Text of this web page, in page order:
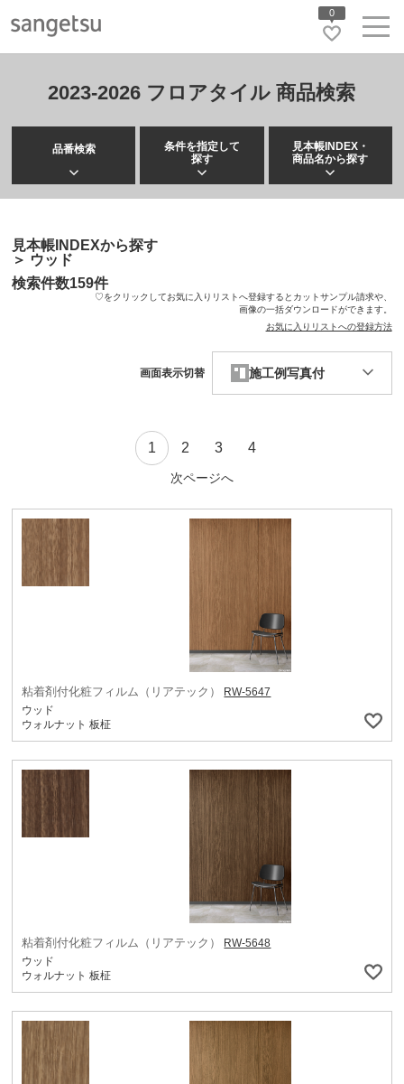
0
2023-2026 フロアタイル 商品検索
品番検索
条件を指定して
探す
見本帳INDEX・
商品名から探す
見本帳INDEXから探す
＞ ウッド
検索件数159件
♡をクリックしてお気に入りリストへ登録するとカットサンプル請求や、
画像の一括ダウンロードができます。
お気に入りリストへの登録方法
画面表示切替 施工例写真付
1 2 3 4
次ページへ
粘着剤付化粧フィルム（リアテック）
RW-5647
ウッド
ウォルナット 板柾
粘着剤付化粧フィルム（リアテック）
RW-5648
ウッド
ウォルナット 板柾